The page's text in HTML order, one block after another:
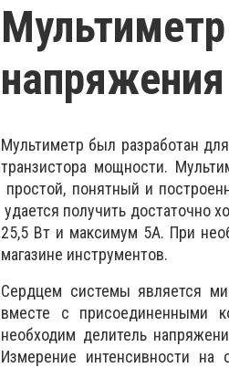
напряжения
Мультиметр был разработан
транзистора мощности.
простой, понятный и
удается получить достаточно
25,5 Вт и максимум 5A. При
магазине инструментов.
Сердцем системы является
вместе с присоединенными
необходим делитель
Измерение интенсивности на